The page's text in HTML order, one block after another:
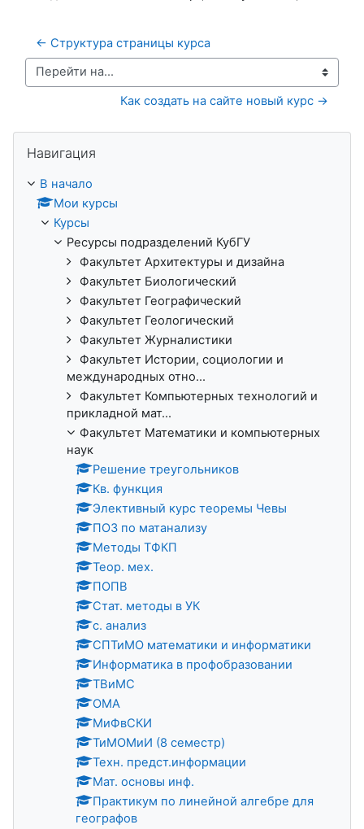
← Структура страницы курса
Перейти на...
Как создать на сайте новый курс →
Навигация
В начало
Мои курсы
Курсы
Ресурсы подразделений КубГУ
Факультет Архитектуры и дизайна
Факультет Биологический
Факультет Географический
Факультет Геологический
Факультет Журналистики
Факультет Истории, социологии и
международных отно...
Факультет Компьютерных технологий и
прикладной мат...
Факультет Математики и компьютерных
наук
Решение треугольников
Кв. функция
Элективный курс теоремы Чевы
ПОЗ по матанализу
Методы ТФКП
Теор. мех.
ПОПВ
Стат. методы в УК
с. анализ
СПТиМО математики и информатики
Информатика в профобразовании
ТВиМС
ОМА
МиФвСКИ
ТиМОМиИ (8 семестр)
Техн. предст.информации
Мат. основы инф.
Практикум по линейной алгебре для
географов